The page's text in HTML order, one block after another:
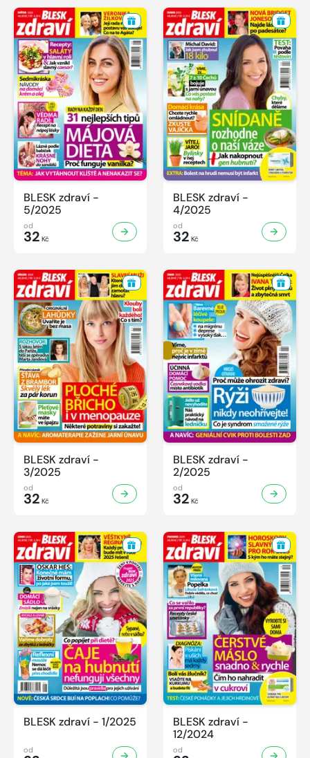
BLESK zdraví -
5/2025
od
32 Kč
BLESK zdraví -
4/2025
od
32 Kč
BLESK zdraví -
3/2025
od
32 Kč
BLESK zdraví -
2/2025
od
32 Kč
BLESK zdraví - 1/2025
od
BLESK zdraví -
12/2024
od